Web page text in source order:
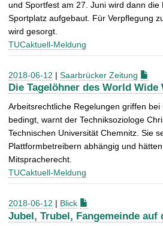
und Sportfest am 27. Juni wird dann die
Sportplatz aufgebaut. Für Verpflegung
wird gesorgt.
TUCaktuell-Meldung
2018-06-12 | Saarbrücker Zeitung
Die Tagelöhner des World Wide
Arbeitsrechtliche Regelungen griffen
bedingt, warnt der Techniksoziologe
Technischen Universität Chemnitz. Sie
Plattformbetreibern abhängig und
Mitspracherecht.
TUCaktuell-Meldung
2018-06-12 | Blick
Jubel, Trubel, Fangemeinde auf